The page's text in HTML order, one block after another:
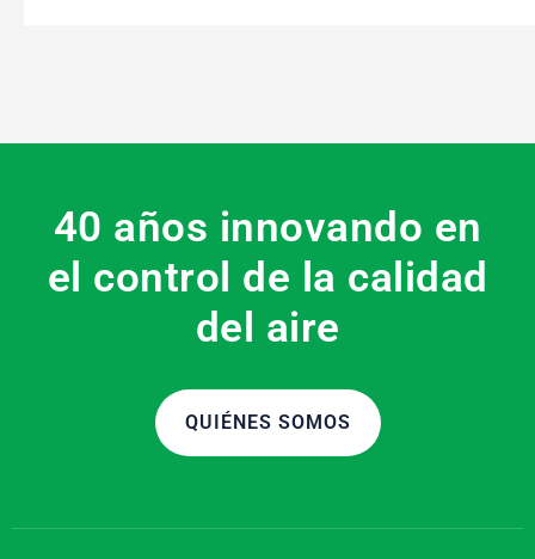
40 años innovando en
el control de la calidad
del aire
QUIÉNES SOMOS